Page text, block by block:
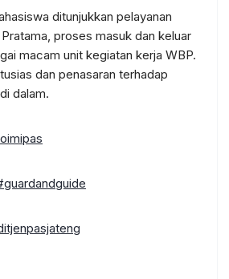
ditunjukkan pelayanan
proses masuk dan keluar
macam unit kegiatan kerja WBP.
dan penasaran terhadap
dalam.